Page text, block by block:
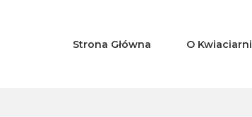
Strona Główna O Kwiaciarni